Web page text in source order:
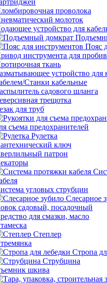
проволока
молоток
устройство для
Пояс
инструмента для
ткань
устройство для
Станки кабельные
садового шланга
трещотка
для труб
съема предохранителей
Рулетка
ключ
патрон
угловых струбцин
Слесарное
садовый, посадочный
для смазки, масло
Степлер
Стропа
Струбцина
шкива